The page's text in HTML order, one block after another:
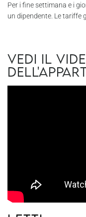
Per i fine settimana e i
un dipendente. Le tariffe
Vedi il